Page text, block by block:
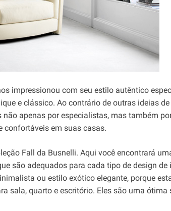
impressionou com seu estilo autêntico
e clássico. Ao contrário de outras ideias de
apenas por especialistas, mas também
confortáveis ​​em suas casas.
Fall da Busnelli. Aqui você encontrará
são adequados para cada tipo de design de
ou estilo exótico elegante, porque
sala, quarto e escritório. Eles são uma ótima